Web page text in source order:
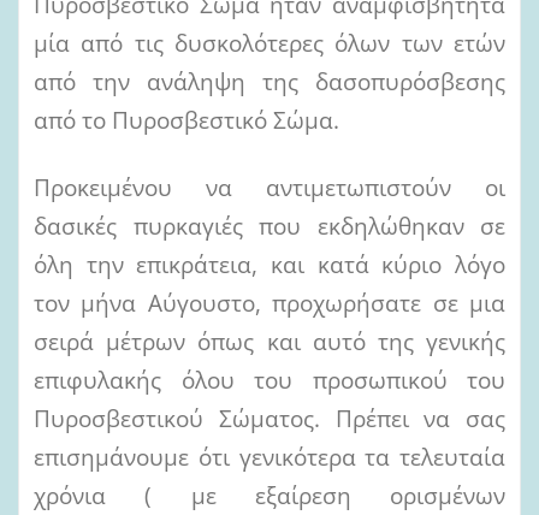
μία από τις δυσκολότερες όλων των ετών
από την ανάληψη της δασοπυρόσβεσης
από το Πυροσβεστικό Σώμα.
Προκειμένου να αντιμετωπιστούν οι
δασικές πυρκαγιές που εκδηλώθηκαν σε
όλη την επικράτεια, και κατά κύριο λόγο
τον μήνα Αύγουστο, προχωρήσατε σε μια
σειρά μέτρων όπως και αυτό της γενικής
επιφυλακής όλου του προσωπικού του
Πυροσβεστικού Σώματος. Πρέπει να σας
επισημάνουμε ότι γενικότερα τα τελευταία
χρόνια ( με εξαίρεση ορισμένων